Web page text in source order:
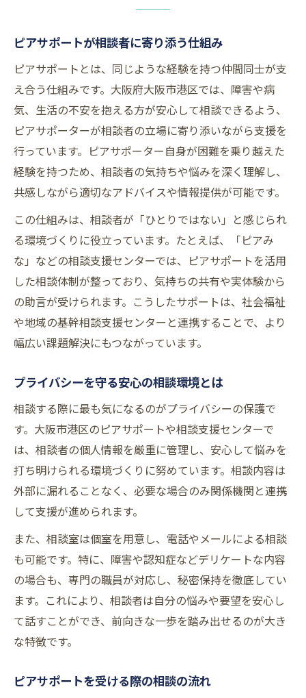
ピアサポートが相談者に寄り添う仕組み
ピアサポートとは、同じような経験を持つ仲間同士が支
え合う仕組みです。大阪府大阪市港区では、障害や病
気、生活の不安を抱える方が安心して相談できるよう、
ピアサポーターが相談者の立場に寄り添いながら支援を
行っています。ピアサポーター自身が困難を乗り越えた
経験を持つため、相談者の気持ちや悩みを深く理解し、
共感しながら適切なアドバイスや情報提供が可能です。
この仕組みは、相談者が「ひとりではない」と感じられ
る環境づくりに役立っています。たとえば、「ピアみ
な」などの相談支援センターでは、ピアサポートを活用
した相談体制が整っており、気持ちの共有や実体験から
の助言が受けられます。こうしたサポートは、社会福祉
や地域の基幹相談支援センターと連携することで、より
幅広い課題解決にもつながっています。
プライバシーを守る安心の相談環境とは
相談する際に最も気になるのがプライバシーの保護で
す。大阪市港区のピアサポートや相談支援センターで
は、相談者の個人情報を厳重に管理し、安心して悩みを
打ち明けられる環境づくりに努めています。相談内容は
外部に漏れることなく、必要な場合のみ関係機関と連携
して支援が進められます。
また、相談室は個室を用意し、電話やメールによる相談
も可能です。特に、障害や認知症などデリケートな内容
の場合も、専門の職員が対応し、秘密保持を徹底してい
ます。これにより、相談者は自分の悩みや要望を安心し
て話すことができ、前向きな一歩を踏み出せるのが大き
な特徴です。
ピアサポートを受ける際の相談の流れ